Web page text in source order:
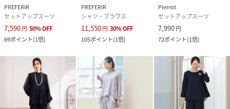
PREFERIR
セットアップスーツ
7,590円 50%OFF
69ポイント(1倍)
PREFERIR
シャツ・ブラウス
11,550円 30%OFF
105ポイント(1倍)
Pierrot
セットアップスーツ
7,990円
72ポイント(1倍)